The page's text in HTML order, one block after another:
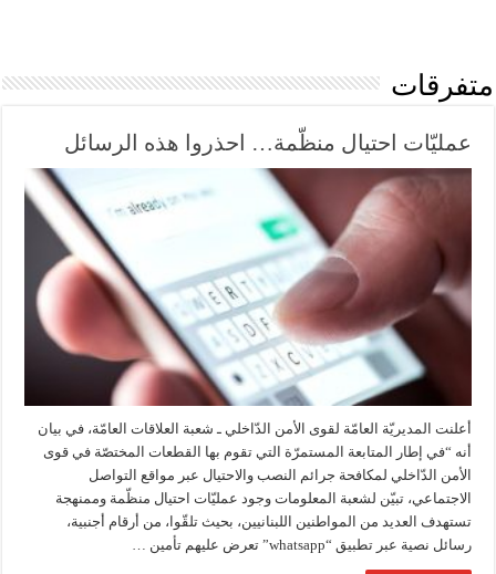
متفرقات
عمليّات احتيال منظّمة… احذروا هذه الرسائل
أعلنت المديريّة العامّة لقوى الأمن الدّاخلي ـ شعبة العلاقات العامّة، في بيان
أنه “في إطار المتابعة المستمرّة التي تقوم بها القطعات المختصّة في قوى
الأمن الدّاخلي لمكافحة جرائم النصب والاحتيال عبر مواقع التواصل
الاجتماعي، تبيّن لشعبة المعلومات وجود عمليّات احتيال منظّمة وممنهجة
تستهدف العديد من المواطنين اللبنانيين، بحيث تلقّوا، من أرقام أجنبية،
رسائل نصية عبر تطبيق “whatsapp” تعرض عليهم تأمين …